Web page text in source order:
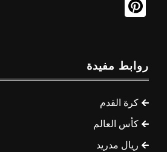
روابط مفيدة
كرة القدم
كأس العالم
ريال مدريد